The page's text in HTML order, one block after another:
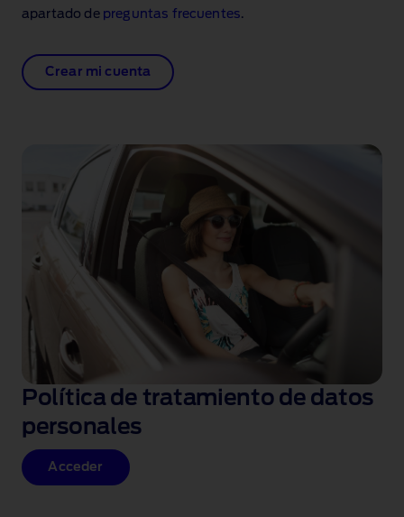
apartado de preguntas frecuentes.
Crear mi cuenta
Política de tratamiento de datos
personales
Acceder